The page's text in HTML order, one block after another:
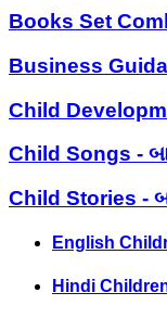
Books Set
Business
Child
Child Songs -
Child Stories -
English
Hindi